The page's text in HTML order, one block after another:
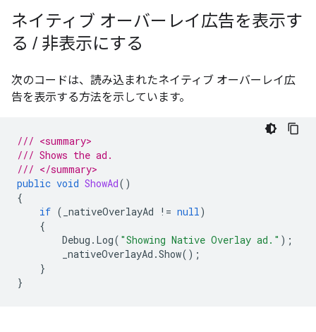
ネイティブ オーバーレイ広告を表示す
る / 非表示にする
次のコードは、読み込まれたネイティブ オーバーレイ広
告を表示する方法を示しています。
/// <summary>
/// Shows the ad.
/// </summary>
public void ShowAd()
{
if ( _nativeOverlayAd != null)
{
Debug . Log( "Showing Native Overlay ad." );
_nativeOverlayAd .Show();
}
}